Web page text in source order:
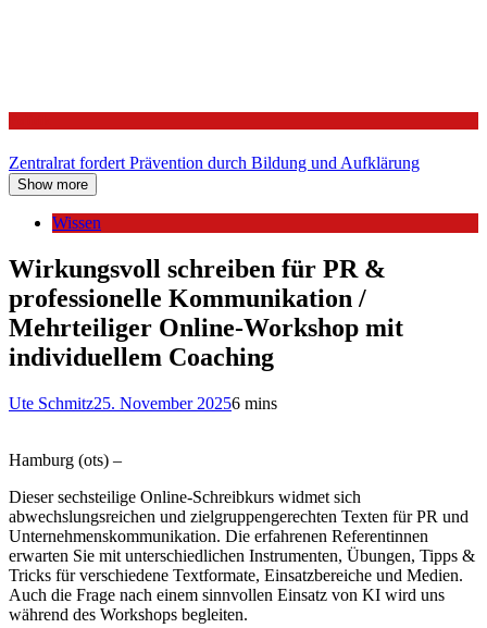
Zentralrat fordert Prävention durch Bildung und Aufklärung
Show more
Wissen
Wirkungsvoll schreiben für PR &
professionelle Kommunikation /
Mehrteiliger Online-Workshop mit
individuellem Coaching
Ute Schmitz25. November 20256 mins
Hamburg (ots) –
Dieser sechsteilige Online-Schreibkurs widmet sich
abwechslungsreichen und zielgruppengerechten Texten für PR und
Unternehmenskommunikation. Die erfahrenen Referentinnen
erwarten Sie mit unterschiedlichen Instrumenten, Übungen, Tipps &
Tricks für verschiedene Textformate, Einsatzbereiche und Medien.
Auch die Frage nach einem sinnvollen Einsatz von KI wird uns
während des Workshops begleiten.